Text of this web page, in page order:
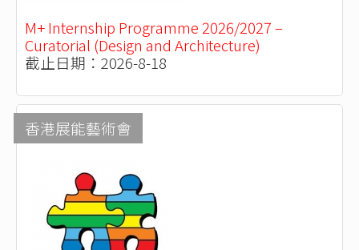
M+ Internship Programme 2026/2027 –
Curatorial (Design and Architecture)
截止日期：2026-8-18
香港展能藝術會